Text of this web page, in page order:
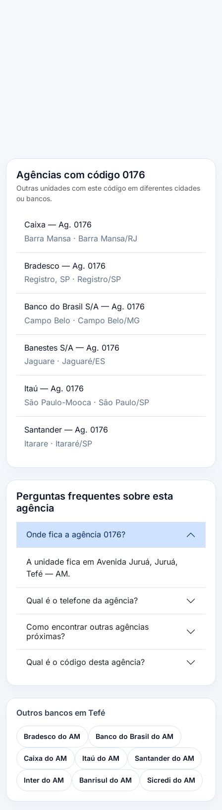
Agências com código 0176
Outras unidades com este código em diferentes cidades
ou bancos.
Caixa — Ag. 0176
Barra Mansa · Barra Mansa/RJ
Bradesco — Ag. 0176
Registro, SP · Registro/SP
Banco do Brasil S/A — Ag. 0176
Campo Belo · Campo Belo/MG
Banestes S/A — Ag. 0176
Jaguare · Jaguaré/ES
Itaú — Ag. 0176
São Paulo-Mooca · São Paulo/SP
Santander — Ag. 0176
Itarare · Itararé/SP
Perguntas frequentes sobre esta
agência
Onde fica a agência 0176?
A unidade fica em Avenida Juruá, Juruá,
Tefé — AM.
Qual é o telefone da agência?
Como encontrar outras agências
próximas?
Qual é o código desta agência?
Outros bancos em Tefé
Bradesco do AM Banco do Brasil do AM
Caixa do AM Itaú do AM Santander do AM
Inter do AM Banrisul do AM Sicredi do AM